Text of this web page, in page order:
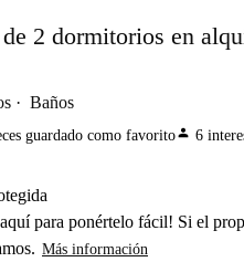
2 dormitorios en
Baños
guardado como favoritoperson 6
aquí para ponértelo fácil! Si el
Más información